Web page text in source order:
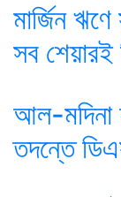
মার্জিন
সব শেয়ারই
আল-মদিনা
তদন্তে